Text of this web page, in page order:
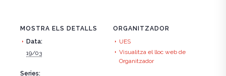
MOSTRA ELS DETALLS
Data:
19/03
Series:
ORGANITZADOR
UES
Visualitza el lloc web de
Organitzador